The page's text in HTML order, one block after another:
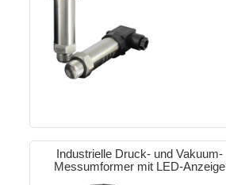
Industrielle Druck- und Vakuum-
Messumformer mit LED-Anzeige